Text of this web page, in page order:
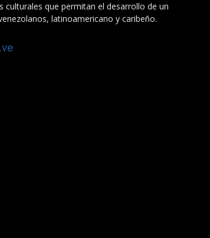
que permitan el desarrollo de un
latinoamericano y caribeño.